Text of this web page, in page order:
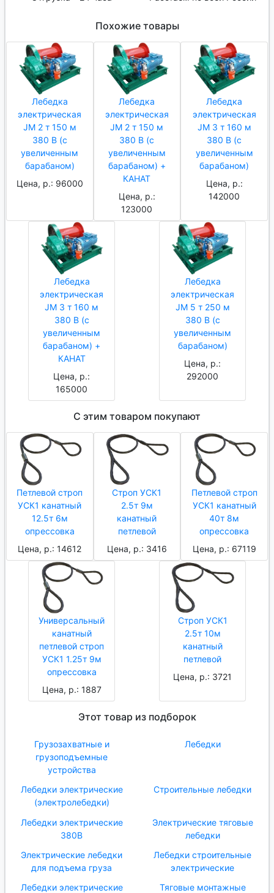
Похожие товары
Лебедка
электрическая
JM 2 т 150 м
380 В (с
увеличенным
барабаном)
Цена, р.: 96000
Лебедка
электрическая
JM 2 т 150 м
380 В (с
увеличенным
барабаном) +
КАНАТ
Цена, р.:
123000
Лебедка
электрическая
JM 3 т 160 м
380 В (с
увеличенным
барабаном)
Цена, р.:
142000
Лебедка
электрическая
JM 3 т 160 м
380 В (с
увеличенным
барабаном) +
КАНАТ
Цена, р.:
165000
Лебедка
электрическая
JM 5 т 250 м
380 В (с
увеличенным
барабаном)
Цена, р.:
292000
С этим товаром покупают
Петлевой строп
УСК1 канатный
12.5т 6м
опрессовка
Цена, р.: 14612
Строп УСК1
2.5т 9м
канатный
петлевой
Цена, р.: 3416
Петлевой строп
УСК1 канатный
40т 8м
опрессовка
Цена, р.: 67119
Универсальный
канатный
петлевой строп
УСК1 1.25т 9м
опрессовка
Цена, р.: 1887
Строп УСК1
2.5т 10м
канатный
петлевой
Цена, р.: 3721
Этот товар из подборок
Грузозахватные и
грузоподъемные
устройства
Лебедки
Лебедки электрические
(электролебедки)
Строительные лебедки
Лебедки электрические
380В
Электрические тяговые
лебедки
Электрические лебедки
для подъема груза
Лебедки строительные
электрические
Лебедки электрические
Тяговые монтажные